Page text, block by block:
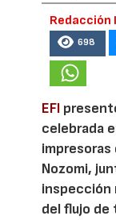
Redacción
698
EFI
celebrada
impresoras
Nozomi,
inspección
del flujo de